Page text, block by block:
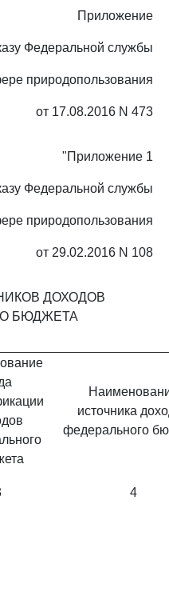
Приложение
Федеральной службы
природопользования
от 17.08.2016 N 473
"Приложение 1
Федеральной службы
природопользования
от 29.02.2016 N 108
ДОХОДОВ
БЮДЖЕТА
источника
федерального
4